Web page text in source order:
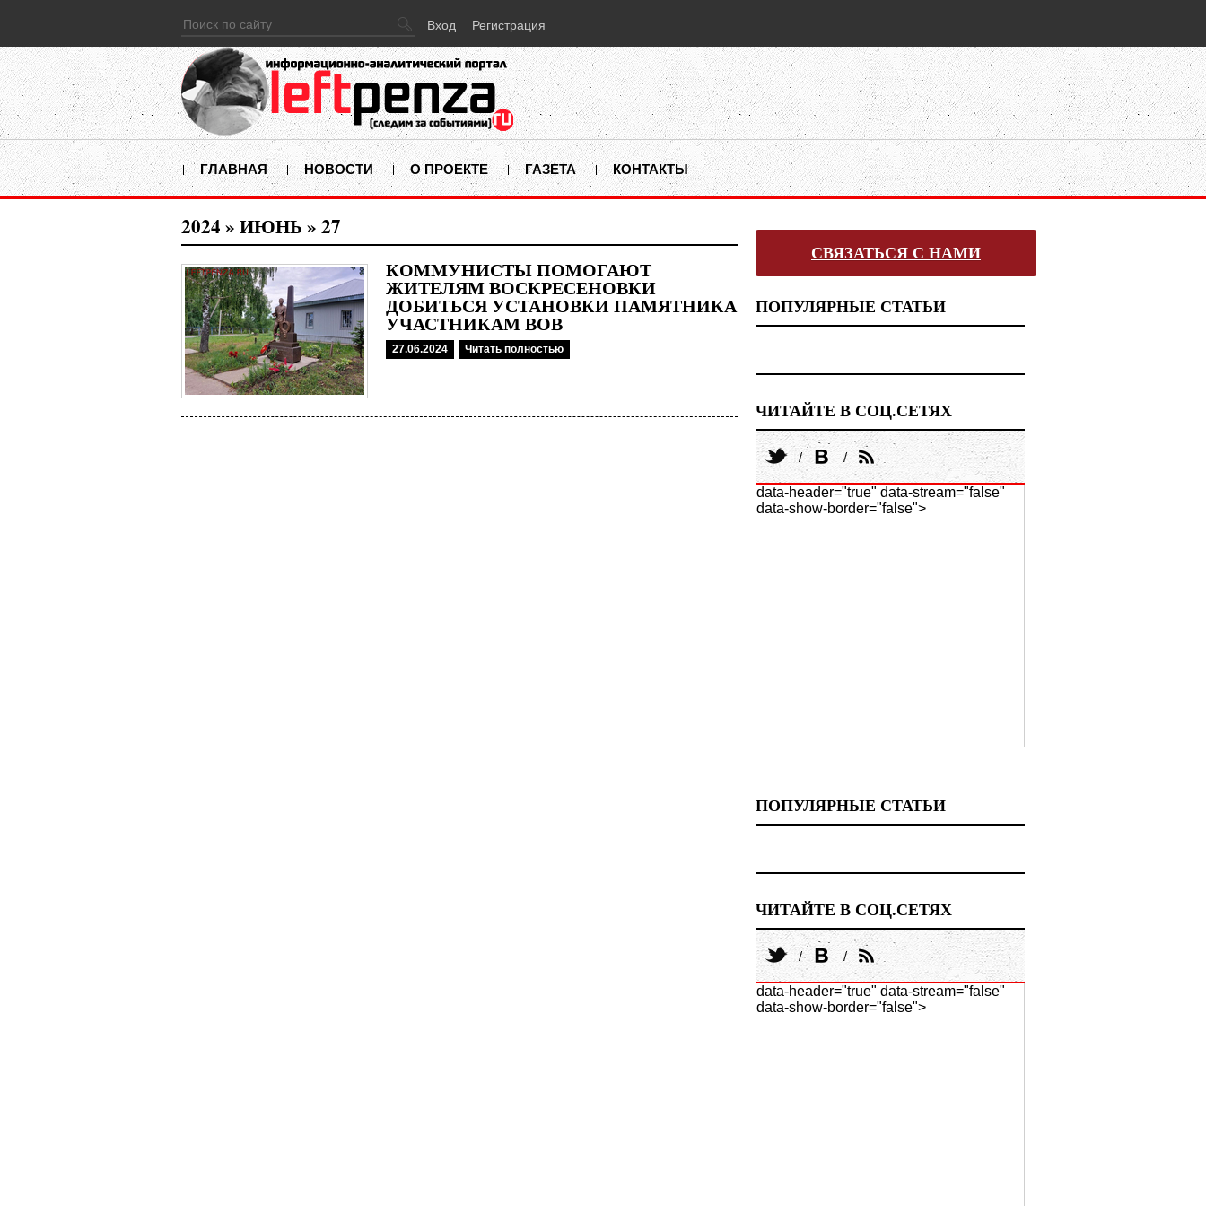
Вход Регистрация
ГЛАВНАЯ НОВОСТИ О ПРОЕКТЕ ГАЗЕТА КОНТАКТЫ
2024 » ИЮНЬ » 27
КОММУНИСТЫ ПОМОГАЮТ
ЖИТЕЛЯМ ВОСКРЕСЕНОВКИ
ДОБИТЬСЯ УСТАНОВКИ ПАМЯТНИКА
УЧАСТНИКАМ ВОВ
27.06.2024 Читать полностью
СВЯЗАТЬСЯ С НАМИ
ПОПУЛЯРНЫЕ СТАТЬИ
ЧИТАЙТЕ В СОЦ.СЕТЯХ
data-header="true" data-stream="false"
data-show-border="false">
ПОПУЛЯРНЫЕ СТАТЬИ
ЧИТАЙТЕ В СОЦ.СЕТЯХ
data-header="true" data-stream="false"
data-show-border="false">